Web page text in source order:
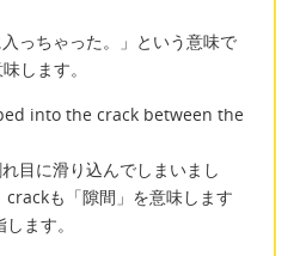
っちゃった。」という意味で
します。
into the crack between the
目に滑り込んでしまいまし
crackも「隙間」を意味します
ます。